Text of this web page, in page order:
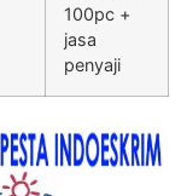
100pc +
jasa
penyaji